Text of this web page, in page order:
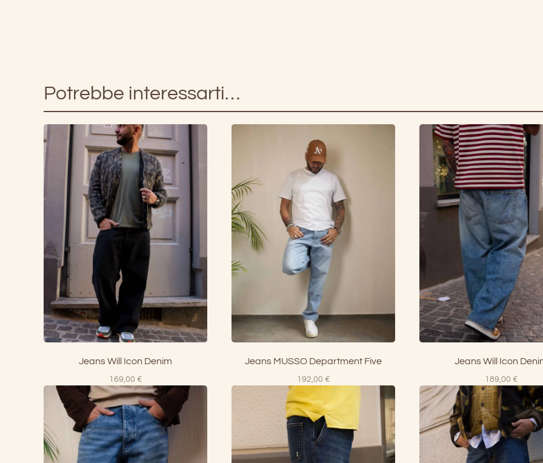
Potrebbe interessarti…
Jeans Will Icon Denim
169,00 €
Jeans MUSSO Department Five
192,00 €
Jeans Will Icon
189,00 €